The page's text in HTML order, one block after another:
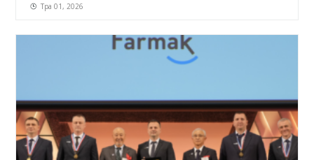
Тра 01, 2026